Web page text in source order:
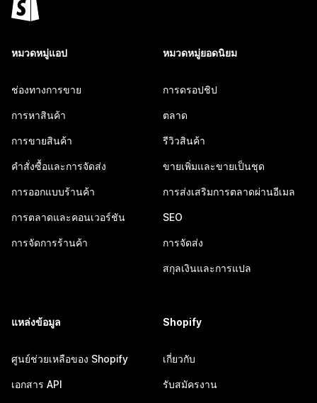
หมวดหมู่แอป
ช่องทางการขาย
การหาสินค้า
การขายสินค้า
คำสั่งซื้อและการจัดส่ง
การออกแบบร้านค้า
การตลาดและคอนเวอร์ชัน
การจัดการร้านค้า
หมวดหมู่ยอดนิยม
การดรอปชิป
ตลาด
รีวิวสินค้า
ขายเพิ่มและขายเป็นชุด
การส่งเสริมการตลาดผ่านอีเมล
SEO
การจัดส่ง
สกุลเงินและการแปล
แหล่งข้อมูล
ศูนย์ช่วยเหลือของ Shopify
เอกสาร API
Shopify
เกี่ยวกับ
รับสมัครงาน